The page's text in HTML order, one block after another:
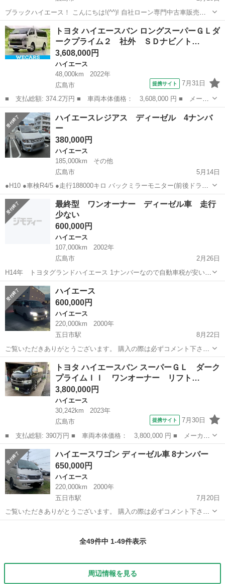
ブラックハイエース！ こんにちは!(^^)! 自社ローン専門中古車販売店
のオトロン練馬店です！ ～新春キャンペーン～ 1/6～2/28まで下
記のキャンペーンを開催中です！ ①下取り最低保証5万円 ...
広島 広島市 ハイエース
トヨタ ハイエースバン ロングスーパーＧＬダ
ークプライム２ 社外 ＳＤナビ／ト…
3,608,000円
ハイエース
48,000km
2022年
広島市
提携サイト 7月31日
■ 支払総額: 374.2万円 ■ 車両本体価格： 3,608,000 円 ■ メーカ
ー名： トヨタ ■ 車種名： ハイエースバン ■ グレード名： ロ
ングスーパーＧＬダークプライム２ 社外 ＳＤナビ／トヨタセーフ
ティセン...
広島 広島市 ハイエース
ハイエースレジアス ディーゼル 4ナンバ
ー
380,000円
ハイエース
185,000km
その他
広島市
5月14日
●H10 ●車検R4/5 ●走行188000キロ バックミラーモニター(前後ドライ
ブレコーダー付き) Wサンルーフ オートスライドドア ヘッドライト
LED グレードは最上級でパワーシートなど快適装備が付いてます 自動
車...
広島 広島市 ハイエース ハイエースレジアス
最終型 ワンオーナー ディーゼル車 走行
少ない
600,000円
ハイエース
107,000km
2002年
広島市
2月26日
H14年 トヨタグランドハイエース 1ナンバーなので自動車税が安いで
す 1年17000円程度 Tベル交換したばかりです ディーゼルならではの
経済性 ワンオーナー車で程度も良いです 恐らく当たりのエンジンで燃
費も良いです ...
広島 広島市 ハイエース
ハイエース
600,000円
ハイエース
220,000km
2000年
五日市駅
8月22日
ご覧いただきありがとうございます。 購入の際は必ずコメント下さ
い。 こちらは国内自動車本体です。 早めに売り切りたい為大幅にお値
下げしました。 車検1年あります。 希少な8ナンバーで、税金安いで
す。 人気のディー...
広島 広島市 五日市駅 エンジン
トヨタ ハイエースバン スーパーＧＬ ダーク
プライムＩＩ ワンオーナー リフト…
3,800,000円
ハイエース
30,242km
2023年
広島市
提携サイト 7月30日
■ 支払総額: 390万円 ■ 車両本体価格： 3,800,000 円 ■ メーカー
名： トヨタ ■ 車種名： ハイエースバン ■ グレード名： スー
パーＧＬ ダークプライムＩＩ ワンオーナー リフト車 リモコン
付き 衝突...
広島 広島市 ハイエース
ハイエースワゴン ディーゼル車 8ナンバー
650,000円
ハイエース
220,000km
2000年
五日市駅
7月20日
ご覧いただきありがとうございます。 購入の際は必ずコメント下さ
い。 こちらは国内自動車本体です。 早めに売り切りたい為大幅にお値
全49件中 1-49件表示
周辺情報を見る